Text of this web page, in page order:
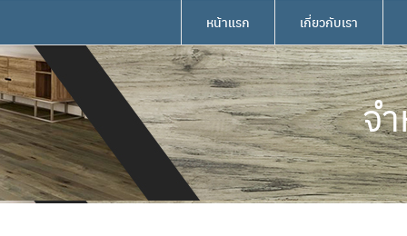
หน้าแรก เกี่ยวกับเรา
จ